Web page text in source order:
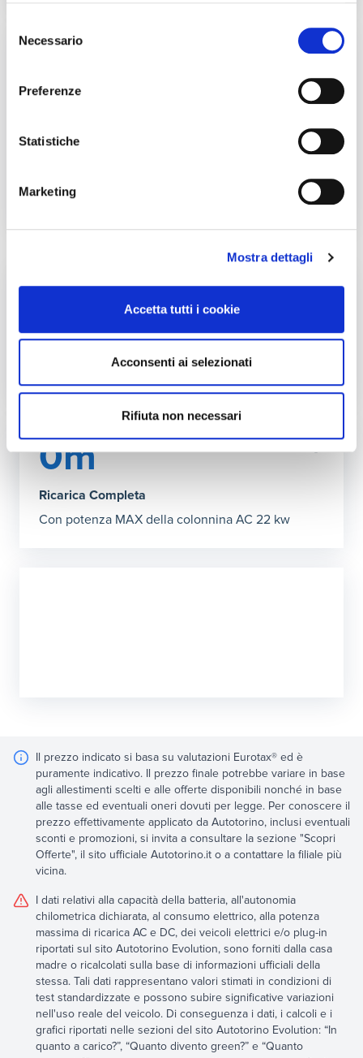
navigazione più soddisfacente. Puoi modificare le tue scelte in tema di cookie
e strumenti di trattamento quando vuoi.
delNecessario
Preferenze
Statistiche
Marketing
Mostra dettagli
Accetta tutti i cookie
Acconsenti ai selezionati
Rifiuta non necessari
Elemento 1
Grafico che mostra l'autonomia in chilometri ottenibile
Fai l'upgrade a più kW in casa
Puoi aumentare la potenza della tua rete
SCOPRI COME
0m
Ricarica Completa
Con potenza MAX della colonnina AC 22 kw
Il prezzo indicato si basa su valutazioni Eurotax® ed è
puramente indicativo. Il prezzo finale potrebbe variare in base
agli allestimenti scelti e alle offerte disponibili nonché in base
alle tasse ed eventuali oneri dovuti per legge. Per conoscere il
prezzo effettivamente applicato da Autotorino, inclusi eventuali
sconti e promozioni, si invita a consultare la sezione "Scopri
Offerte", il sito ufficiale Autotorino.it o a contattare la filiale più
vicina.
I dati relativi alla capacità della batteria, all'autonomia
chilometrica dichiarata, al consumo elettrico, alla potenza
massima di ricarica AC e DC, dei veicoli elettrici e/o plug-in
riportati sul sito Autotorino Evolution, sono forniti dalla casa
madre o ricalcolati sulla base di informazioni ufficiali della
stessa. Tali dati rappresentano valori stimati in condizioni di
test standardizzate e possono subire significative variazioni
nell'uso reale del veicolo. Di conseguenza i dati, i calcoli e i
grafici riportati nelle sezioni del sito Autotorino Evolution: “In
quanto a carico?”, “Quanto divento green?” e “Quanto